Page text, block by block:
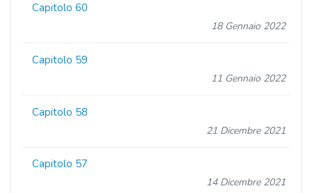
Capitolo 60
18 Gennaio 2022
Capitolo 59
11 Gennaio 2022
Capitolo 58
21 Dicembre 2021
Capitolo 57
14 Dicembre 2021